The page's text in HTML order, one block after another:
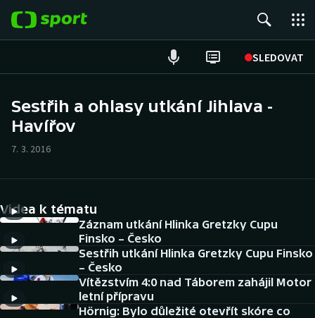
SLEDOVAT
Hokej
Cyklistika
DALŠÍ SPORTY
Americký fotbal
NEPŘEHLÉDNĚTE
Sestřih a ohlasy utkání Jihlava -
Havířov
7. 3. 2016
Videa k tématu
Záznam utkání Hlinka Gretzky Cupu
Finsko – Česko
Sestřih utkání Hlinka Gretzky Cupu Finsko
– Česko
Vítězstvím 4:0 nad Táborem zahájil Motor
letní přípravu
Hörnig: Bylo důležité otevřít skóre co